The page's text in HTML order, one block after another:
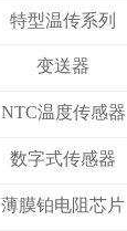
特型温传系列
变送器
NTC温度传感器
数字式传感器
薄膜铂电阻芯片